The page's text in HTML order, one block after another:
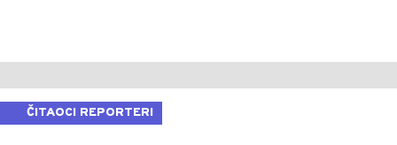
ČITAOCI REPORTERI